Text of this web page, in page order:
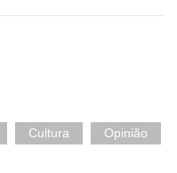
Cultura Opinião